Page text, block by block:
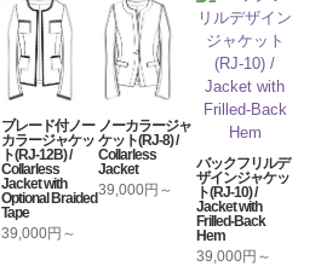
ブレード付ノー
カラージャケッ
ト(RJ-12B) /
Collarless
Jacket with
Optional Braided
Tape
39,000円～
ノーカラージャ
ケット(RJ-8) /
Collarless
Jacket
39,000円～
バックフリルデ
ザインジャケッ
ト(RJ-10) /
Jacket with
Frilled-Back
Hem
39,000円～